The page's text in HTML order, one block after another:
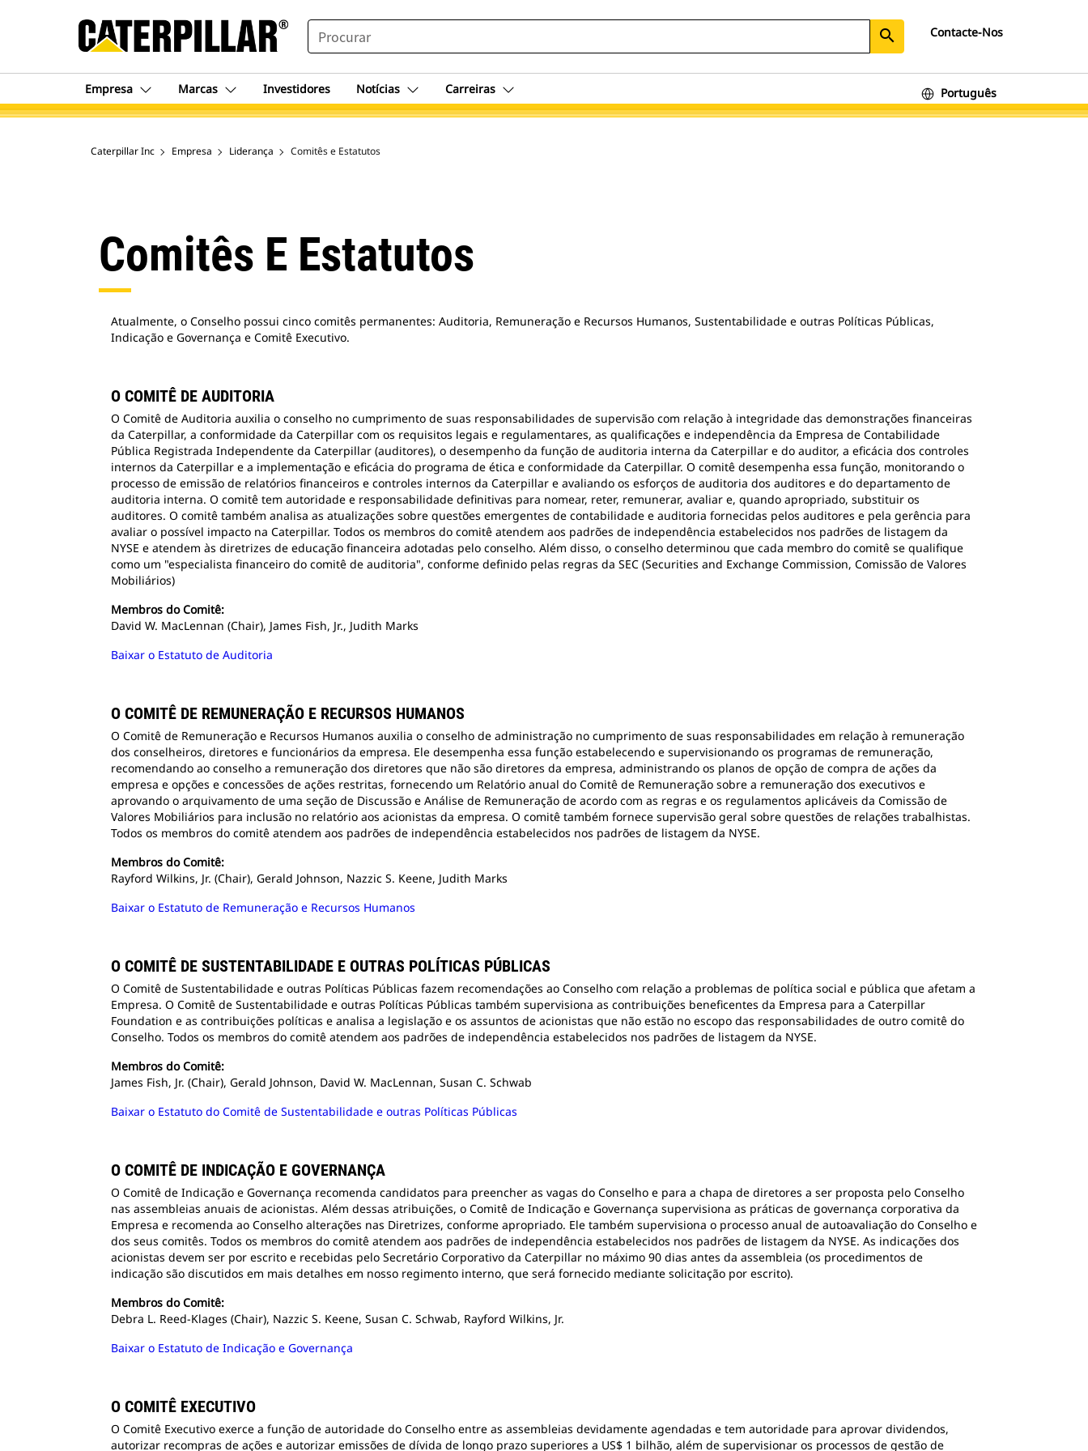
SEARCH search Contacte-Nos
Empresa Marcas Investidores Notícias Carreiras Português
Caterpillar Inc Empresa Liderança Comitês e Estatutos
Comitês E Estatutos
Atualmente, o Conselho possui cinco comitês permanentes: Auditoria, Remuneração e Recursos Humanos, Sustentabilidade e outras Políticas Públicas,
Indicação e Governança e Comitê Executivo.
O COMITÊ DE AUDITORIA
O Comitê de Auditoria auxilia o conselho no cumprimento de suas responsabilidades de supervisão com relação à integridade das demonstrações financeiras
da Caterpillar, a conformidade da Caterpillar com os requisitos legais e regulamentares, as qualificações e independência da Empresa de Contabilidade
Pública Registrada Independente da Caterpillar (auditores), o desempenho da função de auditoria interna da Caterpillar e do auditor, a eficácia dos controles
internos da Caterpillar e a implementação e eficácia do programa de ética e conformidade da Caterpillar. O comitê desempenha essa função, monitorando o
processo de emissão de relatórios financeiros e controles internos da Caterpillar e avaliando os esforços de auditoria dos auditores e do departamento de
auditoria interna. O comitê tem autoridade e responsabilidade definitivas para nomear, reter, remunerar, avaliar e, quando apropriado, substituir os
auditores. O comitê também analisa as atualizações sobre questões emergentes de contabilidade e auditoria fornecidas pelos auditores e pela gerência para
avaliar o possível impacto na Caterpillar. Todos os membros do comitê atendem aos padrões de independência estabelecidos nos padrões de listagem da
NYSE e atendem às diretrizes de educação financeira adotadas pelo conselho. Além disso, o conselho determinou que cada membro do comitê se qualifique
como um "especialista financeiro do comitê de auditoria", conforme definido pelas regras da SEC (Securities and Exchange Commission, Comissão de Valores
Mobiliários)
Membros do Comitê:
David W. MacLennan (Chair), James Fish, Jr., Judith Marks
Baixar o Estatuto de Auditoria
O COMITÊ DE REMUNERAÇÃO E RECURSOS HUMANOS
O Comitê de Remuneração e Recursos Humanos auxilia o conselho de administração no cumprimento de suas responsabilidades em relação à remuneração
dos conselheiros, diretores e funcionários da empresa. Ele desempenha essa função estabelecendo e supervisionando os programas de remuneração,
recomendando ao conselho a remuneração dos diretores que não são diretores da empresa, administrando os planos de opção de compra de ações da
empresa e opções e concessões de ações restritas, fornecendo um Relatório anual do Comitê de Remuneração sobre a remuneração dos executivos e
aprovando o arquivamento de uma seção de Discussão e Análise de Remuneração de acordo com as regras e os regulamentos aplicáveis da Comissão de
Valores Mobiliários para inclusão no relatório aos acionistas da empresa. O comitê também fornece supervisão geral sobre questões de relações trabalhistas.
Todos os membros do comitê atendem aos padrões de independência estabelecidos nos padrões de listagem da NYSE.
Membros do Comitê:
Rayford Wilkins, Jr. (Chair), Gerald Johnson, Nazzic S. Keene, Judith Marks
Baixar o Estatuto de Remuneração e Recursos Humanos
O COMITÊ DE SUSTENTABILIDADE E OUTRAS POLÍTICAS PÚBLICAS
O Comitê de Sustentabilidade e outras Políticas Públicas fazem recomendações ao Conselho com relação a problemas de política social e pública que afetam a
Empresa. O Comitê de Sustentabilidade e outras Políticas Públicas também supervisiona as contribuições beneficentes da Empresa para a Caterpillar
Foundation e as contribuições políticas e analisa a legislação e os assuntos de acionistas que não estão no escopo das responsabilidades de outro comitê do
Conselho. Todos os membros do comitê atendem aos padrões de independência estabelecidos nos padrões de listagem da NYSE.
Membros do Comitê:
James Fish, Jr. (Chair), Gerald Johnson, David W. MacLennan, Susan C. Schwab
Baixar o Estatuto do Comitê de Sustentabilidade e outras Políticas Públicas
O COMITÊ DE INDICAÇÃO E GOVERNANÇA
O Comitê de Indicação e Governança recomenda candidatos para preencher as vagas do Conselho e para a chapa de diretores a ser proposta pelo Conselho
nas assembleias anuais de acionistas. Além dessas atribuições, o Comitê de Indicação e Governança supervisiona as práticas de governança corporativa da
Empresa e recomenda ao Conselho alterações nas Diretrizes, conforme apropriado. Ele também supervisiona o processo anual de autoavaliação do Conselho e
dos seus comitês. Todos os membros do comitê atendem aos padrões de independência estabelecidos nos padrões de listagem da NYSE. As indicações dos
acionistas devem ser por escrito e recebidas pelo Secretário Corporativo da Caterpillar no máximo 90 dias antes da assembleia (os procedimentos de
indicação são discutidos em mais detalhes em nosso regimento interno, que será fornecido mediante solicitação por escrito).
Membros do Comitê:
Debra L. Reed-Klages (Chair), Nazzic S. Keene, Susan C. Schwab, Rayford Wilkins, Jr.
Baixar o Estatuto de Indicação e Governança
O COMITÊ EXECUTIVO
O Comitê Executivo exerce a função de autoridade do Conselho entre as assembleias devidamente agendadas e tem autoridade para aprovar dividendos,
autorizar recompras de ações e autorizar emissões de dívida de longo prazo superiores a US$ 1 bilhão, além de supervisionar os processos de gestão de